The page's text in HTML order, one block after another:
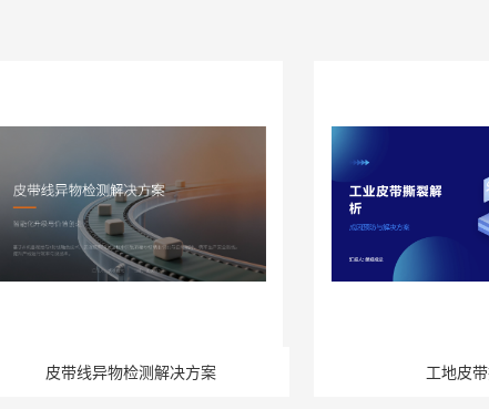
皮带线异物检测解决方案 工地皮